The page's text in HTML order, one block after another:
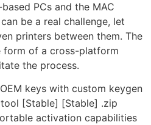
PCs and the MAC
be a real challenge, let
printers between them. The
form of a cross-platform
the process.
keys with custom keygen
[Stable] [Stable] .zip
activation capabilities